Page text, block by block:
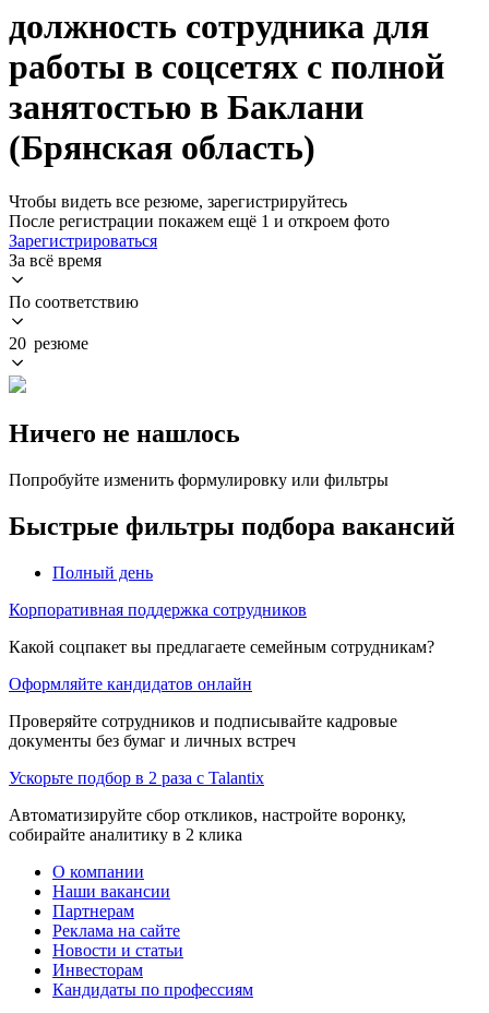
должность сотрудника для
работы в соцсетях с полной
занятостью в Баклани
(Брянская область)
Чтобы видеть все резюме, зарегистрируйтесь
После регистрации покажем ещё 1 и откроем фото
Зарегистрироваться
За всё время
По соответствию
20 резюме
Ничего не нашлось
Попробуйте изменить формулировку или фильтры
Быстрые фильтры подбора вакансий
Полный день
Корпоративная поддержка сотрудников
Какой соцпакет вы предлагаете семейным сотрудникам?
Оформляйте кандидатов онлайн
Проверяйте сотрудников и подписывайте кадровые
документы без бумаг и личных встреч
Ускорьте подбор в 2 раза с Talantix
Автоматизируйте сбор откликов, настройте воронку,
собирайте аналитику в 2 клика
О компании
Наши вакансии
Партнерам
Реклама на сайте
Новости и статьи
Инвесторам
Кандидаты по профессиям